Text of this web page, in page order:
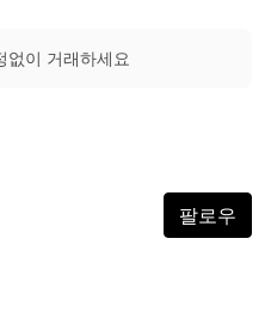
없이 거래하세요
팔로우